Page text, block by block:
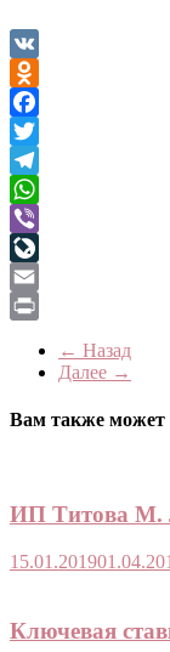
VK
Odnoklassniki
Facebook
Twitter
Telegram
WhatsApp
Viber
LiveJournal
Email
← Назад
Далее →
Вам также может
ИП Титова М.
15.01.2019
Ключевая